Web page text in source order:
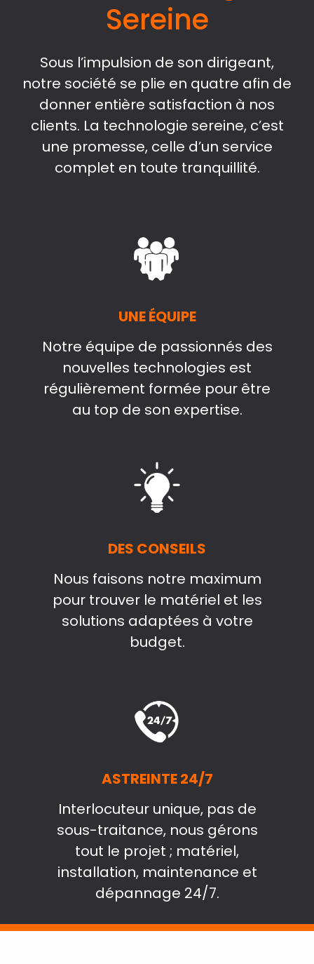
Sereine
Sous l’impulsion de son dirigeant,
notre société se plie en quatre afin de
donner entière satisfaction à nos
clients. La technologie sereine, c’est
une promesse, celle d’un service
complet en toute tranquillité.
UNE ÉQUIPE
Notre équipe de passionnés des
nouvelles technologies est
régulièrement formée pour être
au top de son expertise.
DES CONSEILS
Nous faisons notre maximum
pour trouver le matériel et les
solutions adaptées à votre
budget.
ASTREINTE 24/7
Interlocuteur unique, pas de
sous-traitance, nous gérons
tout le projet ; matériel,
installation, maintenance et
dépannage 24/7.